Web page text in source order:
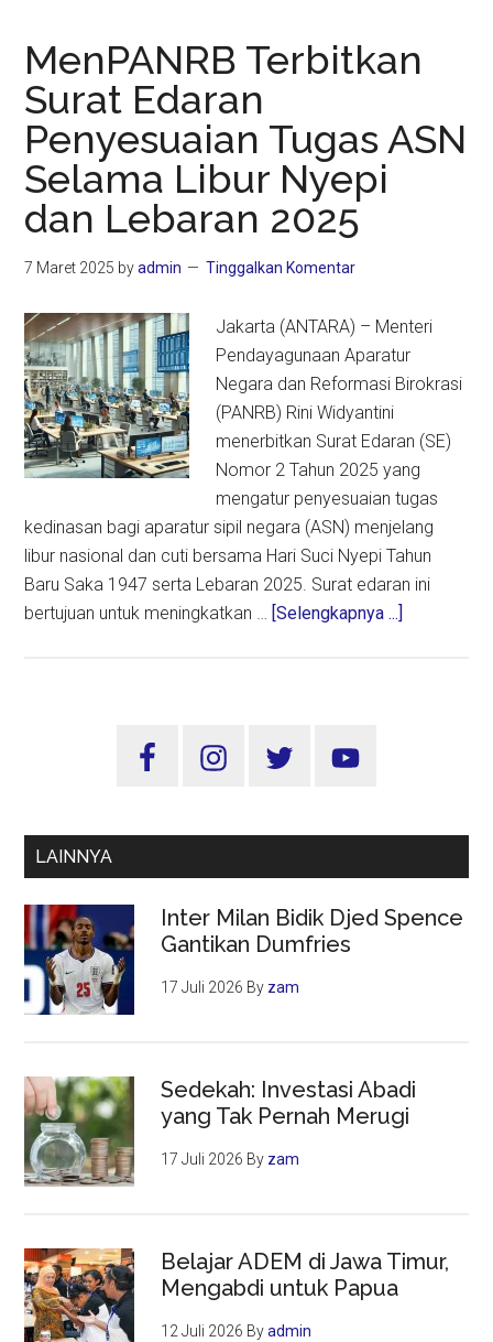
MenPANRB Terbitkan
Surat Edaran
Penyesuaian Tugas ASN
Selama Libur Nyepi
dan Lebaran 2025
7 Maret 2025 byadmin Tinggalkan Komentar
Jakarta (ANTARA) – Menteri
Pendayagunaan Aparatur
Negara dan Reformasi Birokrasi
(PANRB) Rini Widyantini
menerbitkan Surat Edaran (SE)
Nomor 2 Tahun 2025 yang
mengatur penyesuaian tugas
kedinasan bagi aparatur sipil negara (ASN) menjelang
libur nasional dan cuti bersama Hari Suci Nyepi Tahun
Baru Saka 1947 serta Lebaran 2025. Surat edaran ini
bertujuan untuk meningkatkan … [Selengkapnya ...]
Selama
dan
Sidebar
LAINNYA
Inter Milan Bidik Djed Spence
Gantikan Dumfries
17 Juli 2026 By zam
Sedekah: Investasi Abadi
yang Tak Pernah Merugi
17 Juli 2026 By zam
Belajar ADEM di Jawa Timur,
Mengabdi untuk Papua
12 Juli 2026 Byadmin